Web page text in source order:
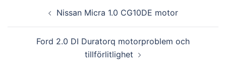
Nissan Micra 1.0 CG10DE motor
Ford 2.0 DI Duratorq motorproblem och
tillförlitlighet